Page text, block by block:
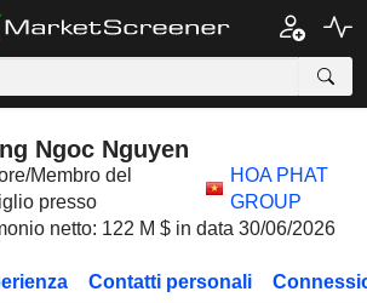
Ngoc Nguyen
Membro del
presso
HOA PHAT
GROUP
netto: 122 M $ in data 30/06/2026
Contatti personali